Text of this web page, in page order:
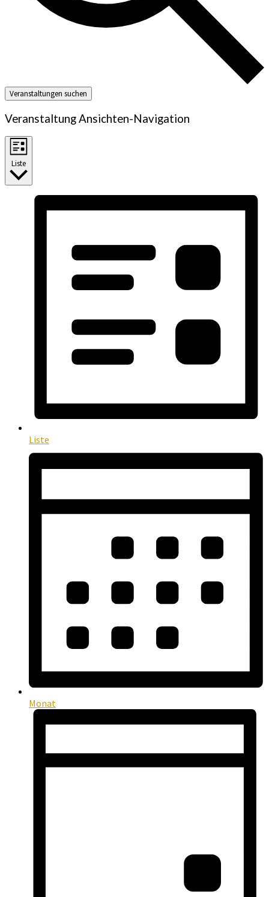
Veranstaltungen suchen
Veranstaltung Ansichten-Navigation
Liste
Liste
Monat